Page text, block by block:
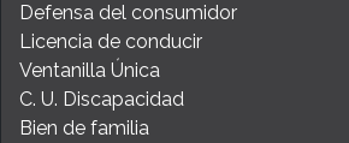
Defensa del consumidor
Licencia de conducir
Ventanilla Única
C. U. Discapacidad
Bien de familia